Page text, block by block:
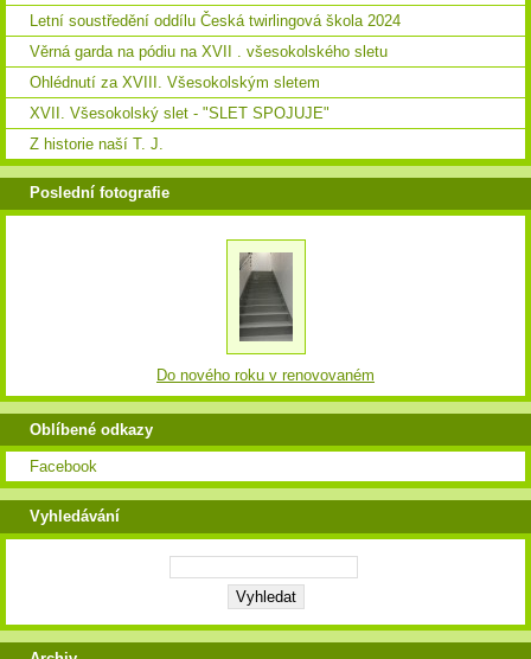
Letní soustředění oddílu Česká twirlingová škola 2024
Věrná garda na pódiu na XVII . všesokolského sletu
Ohlédnutí za XVIII. Všesokolským sletem
XVII. Všesokolský slet - "SLET SPOJUJE"
Z historie naší T. J.
Poslední fotografie
Do nového roku v renovovaném
Oblíbené odkazy
Facebook
Vyhledávání